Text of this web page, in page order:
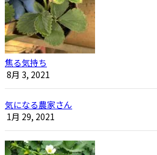
焦る気持ち
8月 3, 2021
気になる農家さん
1月 29, 2021